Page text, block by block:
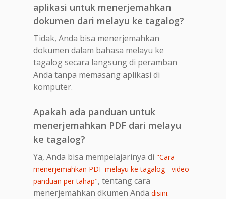
aplikasi untuk menerjemahkan
dokumen dari melayu ke tagalog?
Tidak, Anda bisa menerjemahkan
dokumen dalam bahasa melayu ke
tagalog secara langsung di peramban
Anda tanpa memasang aplikasi di
komputer.
Apakah ada panduan untuk
menerjemahkan PDF dari melayu
ke tagalog?
Ya, Anda bisa mempelajarinya di "Cara
menerjemahkan PDF melayu ke tagalog - video
panduan per tahap", tentang cara
menerjemahkan dkumen Anda disini.